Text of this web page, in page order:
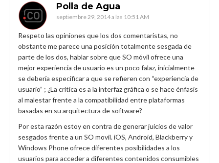
Polla de Agua
septiembre 29, 2014 a las 10:51 AM
Respeto las opiniones que los dos comentaristas, no
obstante me parece una posición totalmente sesgada de
parte de los dos, hablar sobre que SO móvil ofrece una
mejor experiencia de usuario es un poco falaz, inicialmente
se debería especificar a que se refieren con “experiencia de
usuario” ; ¿La critica es a la interfaz gráfica o se hace énfasis
al malestar frente a la compatibilidad entre plataformas
basadas en su arquitectura de software?
Por esta razón estoy en contra de generar juicios de valor
sesgados frente a un SO movil. iOS, Android, Blackberry y
Windows Phone ofrece diferentes posibilidades a los
usuarios para acceder a diferentes contenidos consumibles